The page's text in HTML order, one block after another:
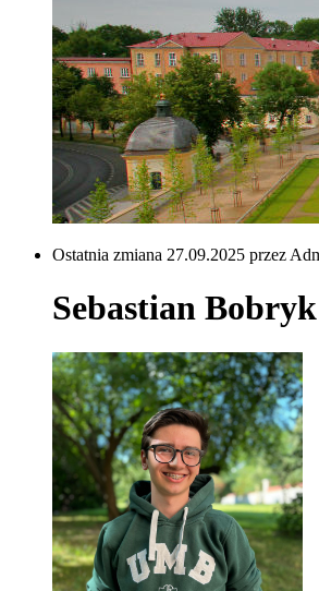
Ostatnia zmiana 27.09.2025 przez
Sebastian Bobryk